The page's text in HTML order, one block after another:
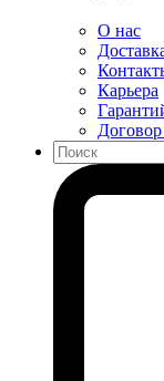
О нас
Карьера